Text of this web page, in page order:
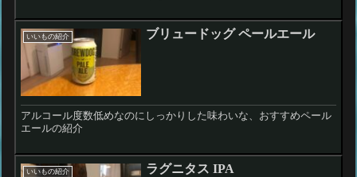
いいもの紹介 ブリュードッグ ペールエール
アルコール度数低めなのにしっかりした味わいな、おすすめペール
エールの紹介
いいもの紹介 ラグニタス IPA